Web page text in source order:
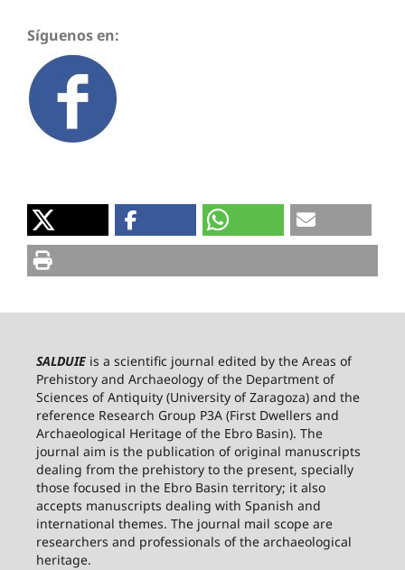
Síguenos en:
SALDUIE is a scientific journal edited by the Areas of
Prehistory and Archaeology of the Department of
Sciences of Antiquity (University of Zaragoza) and the
reference Research Group P3A (First Dwellers and
Archaeological Heritage of the Ebro Basin). The
journal aim is the publication of original manuscripts
dealing from the prehistory to the present, specially
those focused in the Ebro Basin territory; it also
accepts manuscripts dealing with Spanish and
international themes. The journal mail scope are
researchers and professionals of the archaeological
heritage.